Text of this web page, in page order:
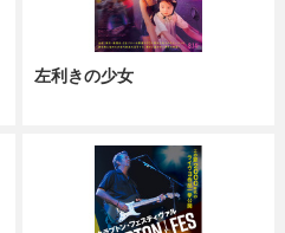
左利きの少女